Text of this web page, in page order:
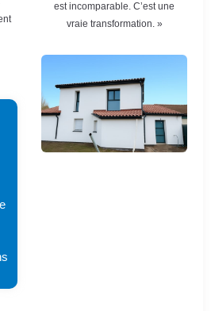
est incomparable. C’est une
vraie transformation. »